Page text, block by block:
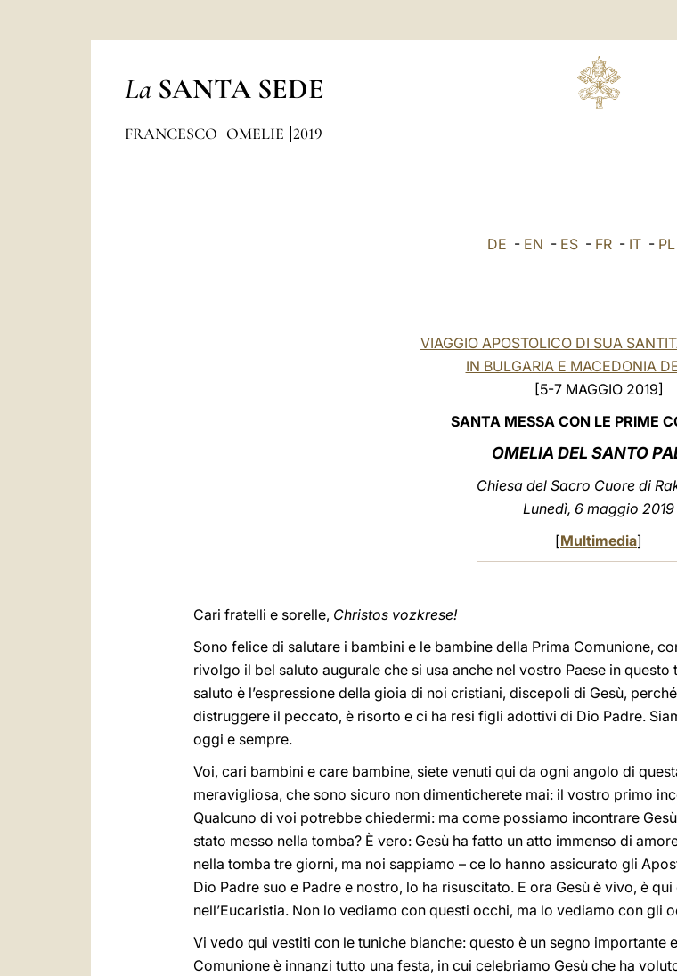
La SANTA SEDE
FRANCESCO OMELIE 2019
DE - EN - ES - FR - IT - PL
VIAGGIO APOSTOLICO DI SUA
IN BULGARIA E MACEDONIA
[5-7 MAGGIO 2019]
SANTA MESSA CON LE PRIME
OMELIA DEL SANTO
Chiesa del Sacro Cuore di
Lunedì, 6 maggio 2019
[Multimedia]
Cari fratelli e sorelle, Christos vozkrese!
Sono felice di salutare i bambini e le bambine della Prima Comunione,
rivolgo il bel saluto augurale che si usa anche nel vostro Paese in questo
saluto è l’espressione della gioia di noi cristiani, discepoli di Gesù,
distruggere il peccato, è risorto e ci ha resi figli adottivi di Dio Padre.
oggi e sempre.
Voi, cari bambini e care bambine, siete venuti qui da ogni angolo di
meravigliosa, che sono sicuro non dimenticherete mai: il vostro primo
Qualcuno di voi potrebbe chiedermi: ma come possiamo incontrare
stato messo nella tomba? È vero: Gesù ha fatto un atto immenso di
nella tomba tre giorni, ma noi sappiamo – ce lo hanno assicurato gli
Dio Padre suo e Padre e nostro, lo ha risuscitato. E ora Gesù è vivo, è
nell’Eucaristia. Non lo vediamo con questi occhi, ma lo vediamo con gli
Vi vedo qui vestiti con le tuniche bianche: questo è un segno importante
Comunione è innanzi tutto una festa, in cui celebriamo Gesù che ha